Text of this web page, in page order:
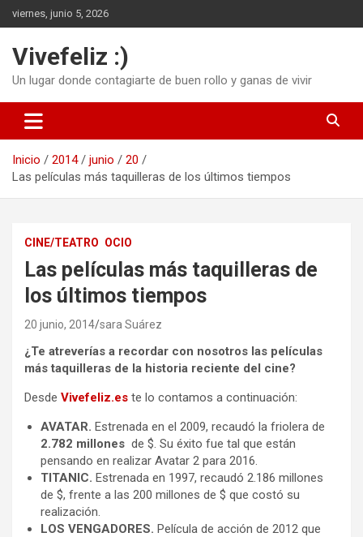
Saltar
al
viernes, junio 5, 2026
Vivefeliz :)
Un lugar donde contagiarte de buen rollo y ganas de vivir
Inicio 2014 junio
20
Las películas más taquilleras de los últimos tiempos
CINE/TEATRO OCIO
Las películas más taquilleras de
los últimos tiempos
20 junio, 2014 sara Suárez
¿Te atreverías a recordar con nosotros las películas
más taquilleras de la historia reciente del cine?
Desde Vivefeliz.es te lo contamos a continuación:
AVATAR. Estrenada en el 2009, recaudó la friolera de
2.782 millones de $. Su éxito fue tal que están
pensando en realizar Avatar 2 para 2016.
TITANIC. Estrenada en 1997, recaudó 2.186 millones
de $, frente a las 200 millones de $ que costó su
realización.
LOS VENGADORES. Película de acción de 2012 que